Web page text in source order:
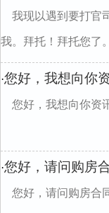
我现以遇到要打官
我。拜托！拜托您了。
·您好，我想向你
您好，我想向你资
·您好，请问购房
您好，请问购房合